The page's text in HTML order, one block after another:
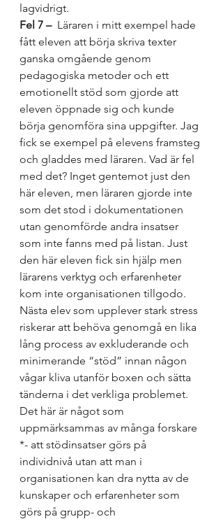
lagvidrigt.
Fel 7 – Läraren i mitt exempel hade
fått eleven att börja skriva texter
ganska omgående genom
pedagogiska metoder och ett
emotionellt stöd som gjorde att
eleven öppnade sig och kunde
börja genomföra sina uppgifter. Jag
fick se exempel på elevens framsteg
och gladdes med läraren. Vad är fel
med det? Inget gentemot just den
här eleven, men läraren gjorde inte
som det stod i dokumentationen
utan genomförde andra insatser
som inte fanns med på listan. Just
den här eleven fick sin hjälp men
lärarens verktyg och erfarenheter
kom inte organisationen tillgodo.
Nästa elev som upplever stark stress
riskerar att behöva genomgå en lika
lång process av exkluderande och
minimerande “stöd” innan någon
vågar kliva utanför boxen och sätta
tänderna i det verkliga problemet.
Det här är något som
uppmärksammas av många forskare
*- att stödinsatser görs på
individnivå utan att man i
organisationen kan dra nytta av de
kunskaper och erfarenheter som
görs på grupp- och